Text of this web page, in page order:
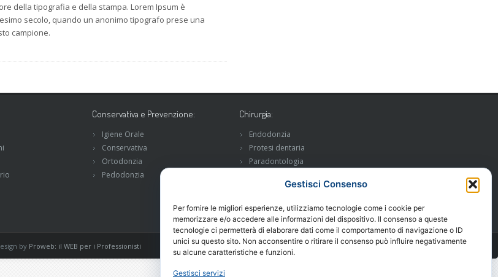
Gestisci Consenso
Per fornire le migliori esperienze, utilizziamo tecnologie come i cookie per
memorizzare e/o accedere alle informazioni del dispositivo. Il consenso a queste
tecnologie ci permetterà di elaborare dati come il comportamento di navigazione o ID
unici su questo sito. Non acconsentire o ritirare il consenso può influire negativamente
su alcune caratteristiche e funzioni.
Gestisci servizi
della tipografia e della stampa. Lorem Ipsum è
secolo, quando un anonimo tipografo prese una
campione.
Conservativa e Prevenzione:
Igiene Orale
Conservativa
Ortodonzia
Pedodonzia
Chirurgia:
Endodonzia
Protesi dentaria
Paradontologia
by Proweb: il WEB per i Professionisti